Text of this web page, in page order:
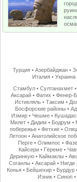
Турция •Азербайджан •
Италия• Украина
Стамбул •Султанахмет
Аксарай• Фатих • Фенер-
Истикляль• Таксим •
Босфорские районы •
Измир• Чешме•
Милет• Дидим • Бодрум •
побережье •Фетхие •
Летоон •Анатолийское
Перге •Олимпос •
Кайсери• Гёреме•
Деринкую• Каймаклы •
Соганлы • Аксарай• Нигде
Конья • Бейшехир • Бурдур
Изник •Синоп